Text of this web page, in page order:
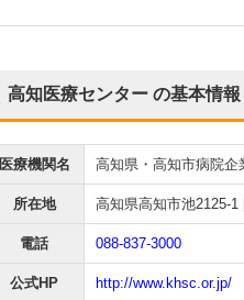
高知医療センター の基本情報
医療機関名 高知県・高知市病院企
所在地 高知県高知市池2125-1
電話 088-837-3000
公式HP http://www.khsc.or.jp/